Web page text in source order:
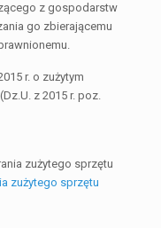
z gospodarstw
go zbierającemu
r. o zużytym
z 2015 r. poz.
zużytego sprzętu
zużytego sprzętu